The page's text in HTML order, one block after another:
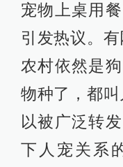
宠物上桌用
引发热议。
农村依然是
物种了，都
以被广泛转
下人宠关系